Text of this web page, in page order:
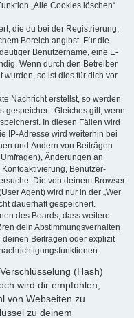
„Alle Cookies löschen“
die du bei der Registrierung,
Bereich angibst. Für die
Benutzername, eine E-
Wenn durch den Betreiber
wurden, so ist dies für dich vor
Nachricht erstellst, so werden
gespeichert. Gleiches gilt, wenn
In diesen Fällen wird
IP-Adresse wird weiterhin bei
und Ändern von Beiträgen
Änderungen an
Benutzer-
Die von deinem Browser
Agent) wird nur in der „Wer
dauerhaft gespeichert.
des Boards, dass weitere
dein Abstimmungsverhalten
deinen Beiträgen oder explizit
(Hash)
wird dir empfohlen,
von Webseiten zu
zu deinem